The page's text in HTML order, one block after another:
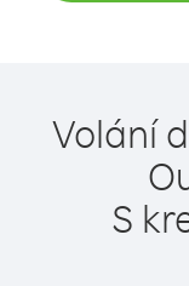
Volání
S